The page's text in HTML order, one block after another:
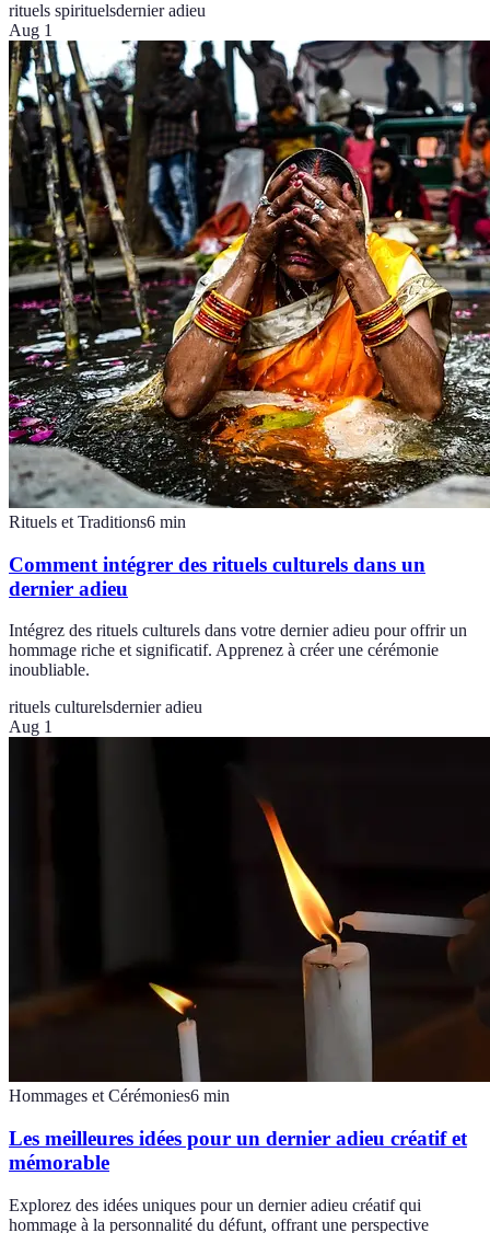
rituels spirituelsdernier adieu
Aug 1
Rituels et Traditions6 min
Comment intégrer des rituels culturels dans un
dernier adieu
Intégrez des rituels culturels dans votre dernier adieu pour offrir un
hommage riche et significatif. Apprenez à créer une cérémonie
inoubliable.
rituels culturelsdernier adieu
Aug 1
Hommages et Cérémonies6 min
Les meilleures idées pour un dernier adieu créatif et
mémorable
Explorez des idées uniques pour un dernier adieu créatif qui
hommage à la personnalité du défunt, offrant une perspective